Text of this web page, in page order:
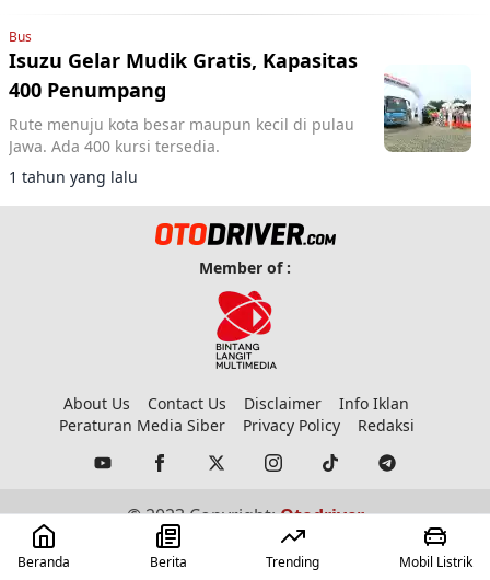
Bus
Isuzu Gelar Mudik Gratis, Kapasitas
400 Penumpang
Rute menuju kota besar maupun kecil di pulau
Jawa. Ada 400 kursi tersedia.
1 tahun yang lalu
Member of :
About Us Contact Us Disclaimer
Info Iklan
Peraturan Media Siber
Privacy Policy Redaksi
© 2023 Copyright:Otodriver
Beranda Berita Trending Mobil Listrik